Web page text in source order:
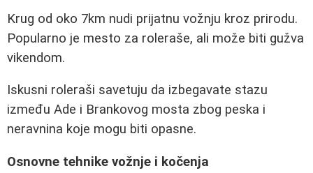
Krug od oko 7km nudi prijatnu vožnju kroz prirodu.
Popularno je mesto za roleraše, ali može biti gužva
vikendom.
Iskusni roleraši savetuju da izbegavate stazu
između Ade i Brankovog mosta zbog peska i
neravnina koje mogu biti opasne.
Osnovne tehnike vožnje i kočenja